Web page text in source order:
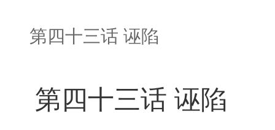
第四十三话 诬陷
第四十三话 诬陷